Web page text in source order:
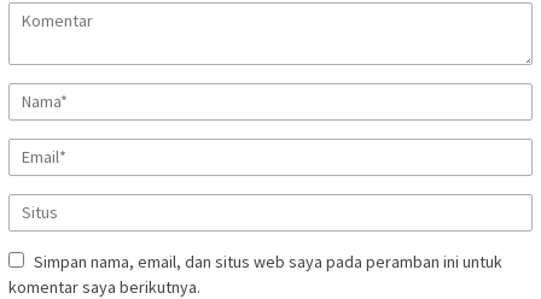
Simpan nama, email, dan situs web saya pada peramban ini untuk
komentar saya berikutnya.